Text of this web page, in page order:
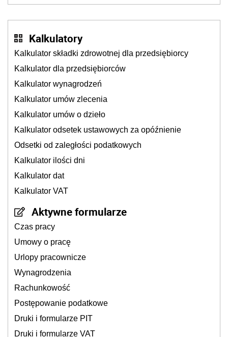
Kalkulatory
Kalkulator składki zdrowotnej dla przedsiębiorcy
Kalkulator dla przedsiębiorców
Kalkulator wynagrodzeń
Kalkulator umów zlecenia
Kalkulator umów o dzieło
Kalkulator odsetek ustawowych za opóźnienie
Odsetki od zaległości podatkowych
Kalkulator ilości dni
Kalkulator dat
Kalkulator VAT
Aktywne formularze
Czas pracy
Umowy o pracę
Urlopy pracownicze
Wynagrodzenia
Rachunkowość
Postępowanie podatkowe
Druki i formularze PIT
Druki i formularze VAT